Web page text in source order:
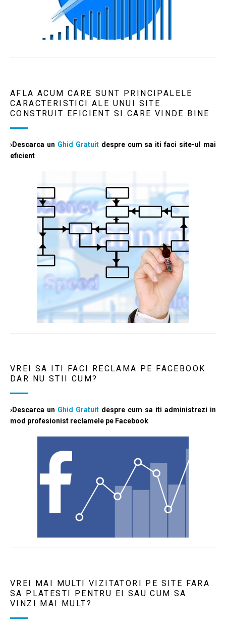
AFLA ACUM CARE SUNT PRINCIPALELE
CARACTERISTICI ALE UNUI SITE
CONSTRUIT EFICIENT SI CARE VINDE BINE
›Descarca un Ghid Gratuitdespre cum sa iti faci site-ul mai
eficient
VREI SA ITI FACI RECLAMA PE FACEBOOK
DAR NU STII CUM?
›Descarca un Ghid Gratuit despre cum sa iti administrezi in
mod profesionist reclamele pe Facebook
VREI MAI MULTI VIZITATORI PE SITE FARA
SA PLATESTI PENTRU EI SAU CUM SA
VINZI MAI MULT?